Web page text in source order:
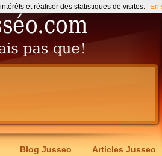
Blog Jusseo Articles Jusseo
et réaliser des statistiques de visites. En